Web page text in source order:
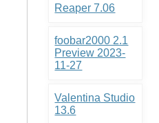
Reaper 7.06
foobar2000 2.1
Preview 2023-
11-27
Valentina Studio
13.6